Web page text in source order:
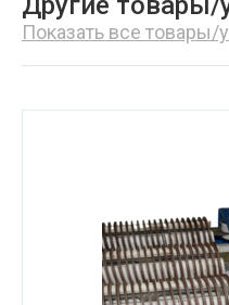
Показать все товары/